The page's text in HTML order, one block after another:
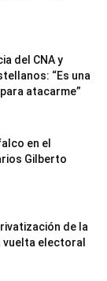
del CNA y
“Es una
atacarme”
en el
Gilberto
de la
vuelta electoral